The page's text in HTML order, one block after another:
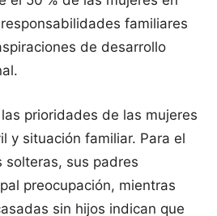
familiares
de desarrollo
prioridades de las mujeres
y situación familiar. Para el
solteras, sus padres
preocupación, mientras
sin hijos indican que